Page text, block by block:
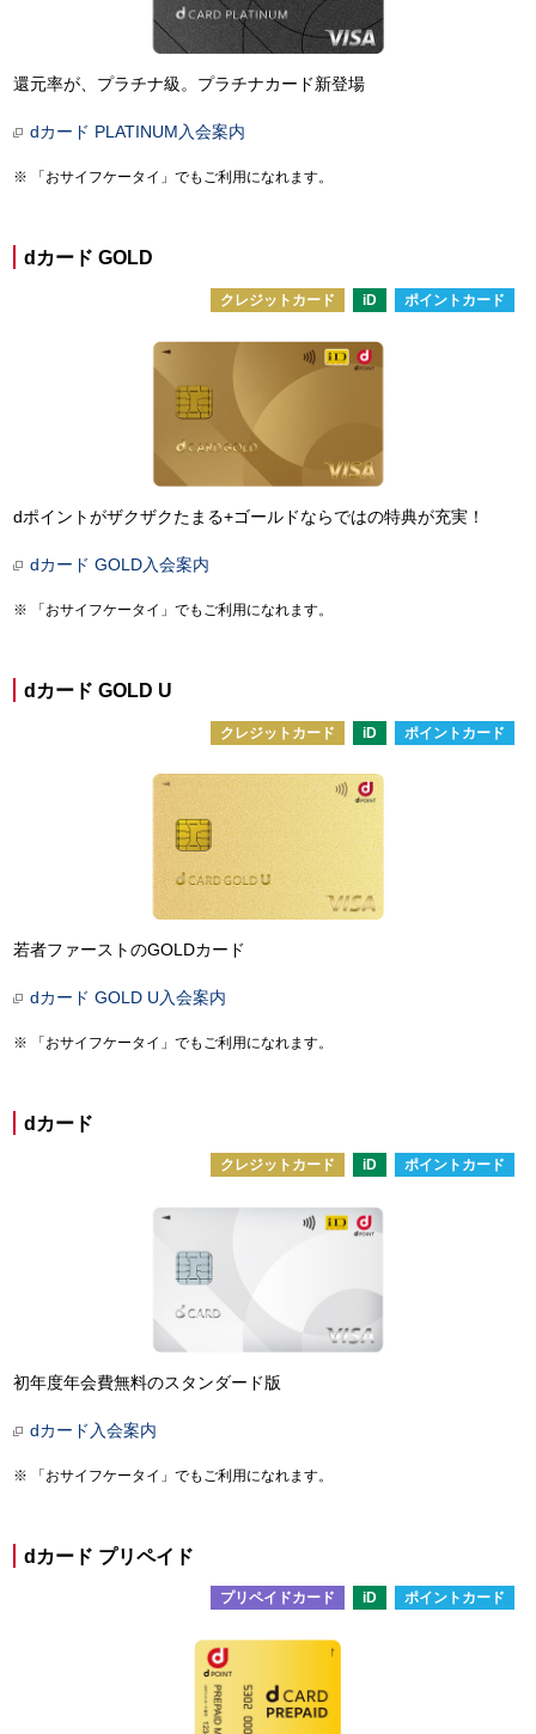
還元率が、プラチナ級。プラチナカード新登場
dカード PLATINUM入会案内
「おサイフケータイ」でもご利用になれます。
dカード GOLD
クレジットカード iD ポイントカード
dポイントがザクザクたまる+ゴールドならではの特典が充実！
dカード GOLD入会案内
「おサイフケータイ」でもご利用になれます。
dカード GOLD U
クレジットカード iD ポイントカード
若者ファーストのGOLDカード
dカード GOLD U入会案内
「おサイフケータイ」でもご利用になれます。
dカード
クレジットカード iD ポイントカード
初年度年会費無料のスタンダード版
dカード入会案内
「おサイフケータイ」でもご利用になれます。
dカード プリペイド
プリペイドカード iD ポイントカード